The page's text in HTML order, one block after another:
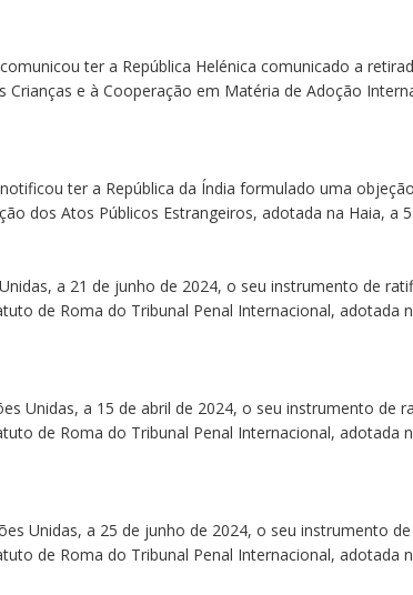
ter a República Helénica comunicado a
e à Cooperação em Matéria de Adoção
ter a República da Índia formulado uma
dos Atos Públicos Estrangeiros, adotada na Haia, a
a 21 de junho de 2024, o seu instrumento de
de Roma do Tribunal Penal Internacional, adotada
Unidas, a 15 de abril de 2024, o seu instrumento de
de Roma do Tribunal Penal Internacional, adotada
Unidas, a 25 de junho de 2024, o seu instrumento
de Roma do Tribunal Penal Internacional, adotada